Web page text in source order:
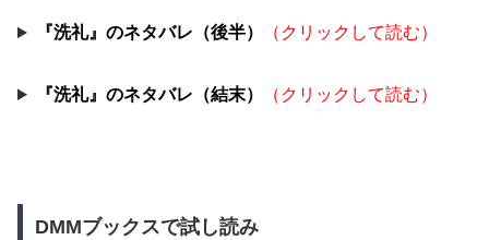
『洗礼』のネタバレ（後半） （クリックして読む）
『洗礼』のネタバレ（結末） （クリックして読む）
DMMブックスで試し読み